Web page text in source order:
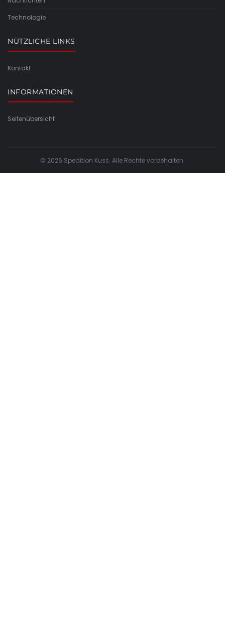
Technologie
NÜTZLICHE LINKS
Kontakt
INFORMATIONEN
Seitenübersicht
© 2026 Spedition Kuss. Alle Rechte vorbehalten.